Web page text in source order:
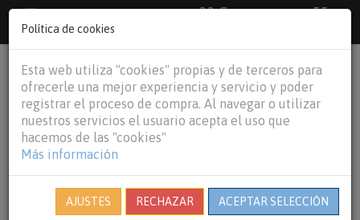
33 €
55
€Baleares y
person shopping_cart
Política de cookies
Esta web utiliza "cookies" propias y de terceros para
ofrecerle una mejor experiencia y servicio y poder
registrar el proceso de compra. Al navegar o utilizar
nuestros servicios el usuario acepta el uso que
hacemos de las "cookies"
Más información
AJUSTES RECHAZAR ACEPTAR SELECCIÓN